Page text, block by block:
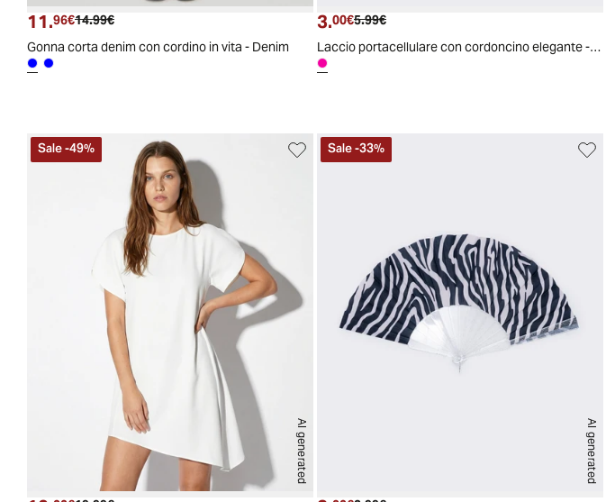
Prezzo attuale
11.96€ Prezzo originale
14.99€
Gonna corta denim con cordino in vita - Denim
Prezzo attuale
3.00€ Prezzo originale
5.99€
Laccio portacellulare con cordoncino elegante - Fuxia
AI generated
Sale-49%
AI generated
Sale-33%